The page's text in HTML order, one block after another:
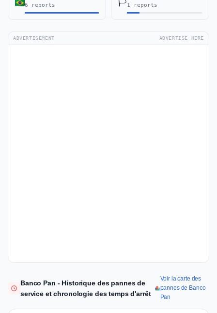
6 reports 🏳️1 reports
ADVERTISEMENT ADVERTISE HERE
Banco Pan - Historique des pannes de
service et chronologie des temps d'arrêt
Voir la carte des
pannes de Banco
Pan